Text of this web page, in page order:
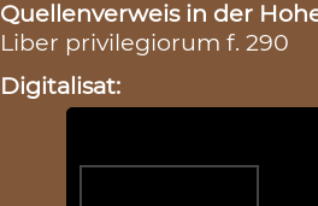
Quellenverweis in der
Liber privilegiorum f. 290
Digitalisat: